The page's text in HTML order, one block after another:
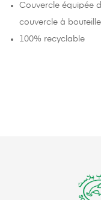
Couvercle équipée
couvercle à
100% recyclable